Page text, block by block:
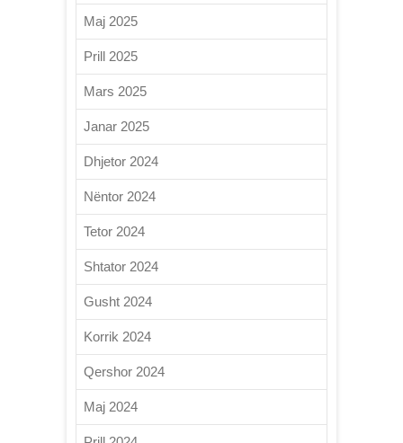
Maj 2025
Prill 2025
Mars 2025
Janar 2025
Dhjetor 2024
Nëntor 2024
Tetor 2024
Shtator 2024
Gusht 2024
Korrik 2024
Qershor 2024
Maj 2024